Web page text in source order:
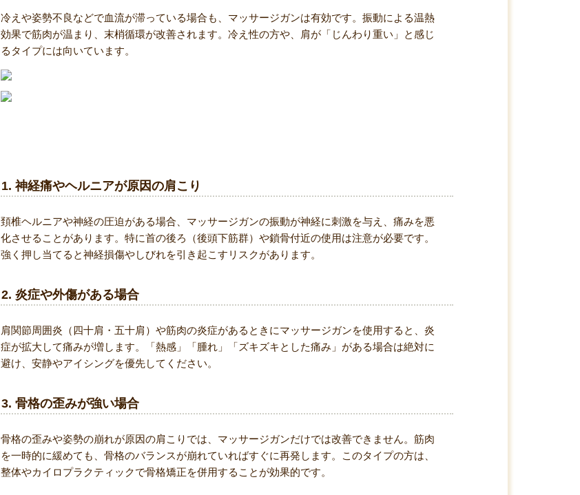
冷えや姿勢不良などで血流が滞っている場合も、マッサージガンは有効です。振動による温熱
効果で筋肉が温まり、末梢循環が改善されます。冷え性の方や、肩が「じんわり重い」と感じ
るタイプには向いています。
1. 神経痛やヘルニアが原因の肩こり
頚椎ヘルニアや神経の圧迫がある場合、マッサージガンの振動が神経に刺激を与え、痛みを悪
化させることがあります。特に首の後ろ（後頭下筋群）や鎖骨付近の使用は注意が必要です。
強く押し当てると神経損傷やしびれを引き起こすリスクがあります。
2. 炎症や外傷がある場合
肩関節周囲炎（四十肩・五十肩）や筋肉の炎症があるときにマッサージガンを使用すると、炎
症が拡大して痛みが増します。「熱感」「腫れ」「ズキズキとした痛み」がある場合は絶対に
避け、安静やアイシングを優先してください。
3. 骨格の歪みが強い場合
骨格の歪みや姿勢の崩れが原因の肩こりでは、マッサージガンだけでは改善できません。筋肉
を一時的に緩めても、骨格のバランスが崩れていればすぐに再発します。このタイプの方は、
整体やカイロプラクティックで骨格矯正を併用することが効果的です。